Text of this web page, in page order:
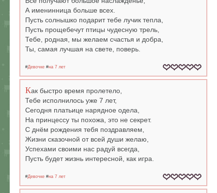
А именинница больше всех.
Пусть солнышко подарит тебе лучик тепла,
Пусть прощебечут птицы чудесную трель,
Тебе, родная, мы желаем счастья и добра,
Ты, самая лучшая на свете, поверь.
#Девочке #на 7 лет
Как быстро время пролетело,
Тебе исполнилось уже 7 лет,
Сегодня платьице нарядное одела,
На принцессу ты похожа, это не секрет.
С днём рождения тебя поздравляем,
Жизни сказочной от всей души желаю,
Успехами своими нас радуй всегда,
Пусть будет жизнь интересной, как игра.
#Девочке #на 7 лет